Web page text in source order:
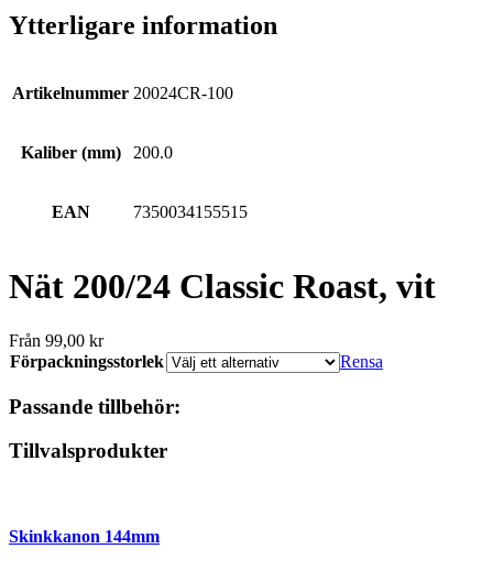
Ytterligare information
Artikelnummer 20024CR-100
Kaliber (mm) 200.0
EAN 7350034155515
Nät 200/24 Classic Roast, vit
Från 99,00 kr
Förpackningsstorlek
Rensa
Passande tillbehör:
Tillvalsprodukter
Skinkkanon 144mm